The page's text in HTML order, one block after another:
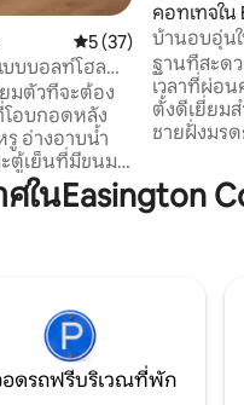
คะแนนเฉลี่ย 5 จาก 5,
5 (37)
บบอลท์โฮล
ยมตัวที่จะต้อง
อบกอดหลัง
อ่างอาบน้ำ
ตู้เย็นที่มีขนม
ต่างพาโนรา
เห็นวิวชนบท
เพื่อการพัก
คุณเพิ่งเจอ
คอทเทจใน
บ้านอบอุ่นใ
ต์เดอร์แฮม
ฐานที่สะด
เวลาที่ผ่อ
ตั้งดีเยี่ยม
ชายฝั่งมร
เอ 19 และ
แฮมซิตีแต่ล
Dene ซึ่ง
น่าสนใจท
นEasington
ดรถฟรีบริเวณที่พัก